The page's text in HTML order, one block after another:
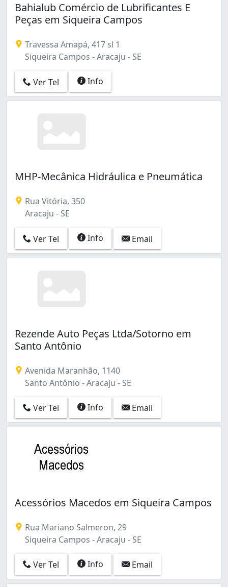
Bahialub Comércio de Lubrificantes E
Peças em Siqueira Campos
Travessa Amapá, 417 sl 1
Siqueira Campos - Aracaju - SE
Ver Tel Info
MHP-Mecânica Hidráulica e Pneumática
Rua Vitória, 350
Aracaju - SE
Ver Tel Info Email
Rezende Auto Peças Ltda/Sotorno em
Santo Antônio
Avenida Maranhão, 1140
Santo Antônio - Aracaju - SE
Ver Tel Info Email
Acessórios Macedos em Siqueira Campos
Rua Mariano Salmeron, 29
Siqueira Campos - Aracaju - SE
Ver Tel Info Email